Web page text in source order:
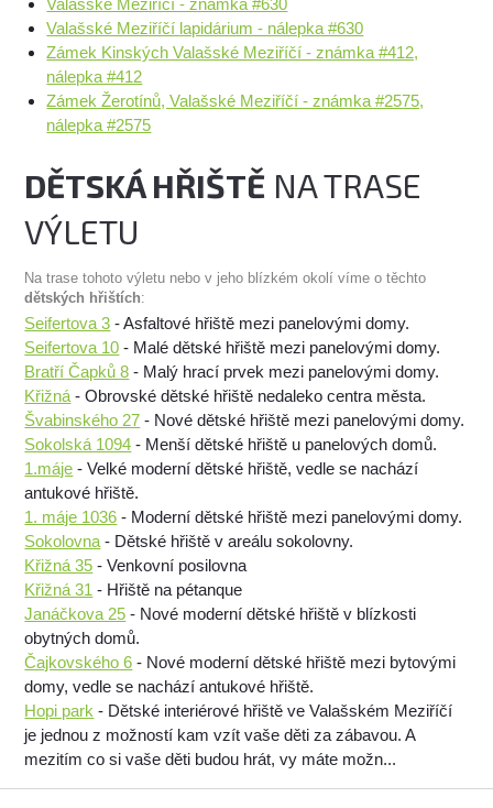
Valašské Meziříčí - známka #630
Valašské Meziříčí lapidárium - nálepka #630
Zámek Kinských Valašské Meziříčí - známka #412,
nálepka #412
Zámek Žerotínů, Valašské Meziříčí - známka #2575,
nálepka #2575
DĚTSKÁ HŘIŠTĚ NA TRASE
VÝLETU
Na trase tohoto výletu nebo v jeho blízkém okolí víme o těchto
dětských hřištích:
Seifertova 3 - Asfaltové hřiště mezi panelovými domy.
Seifertova 10 - Malé dětské hřiště mezi panelovými domy.
Bratří Čapků 8 - Malý hrací prvek mezi panelovými domy.
Křižná - Obrovské dětské hřiště nedaleko centra města.
Švabinského 27 - Nové dětské hřiště mezi panelovými domy.
Sokolská 1094 - Menší dětské hřiště u panelových domů.
1.máje - Velké moderní dětské hřiště, vedle se nachází
antukové hřiště.
1. máje 1036 - Moderní dětské hřiště mezi panelovými domy.
Sokolovna - Dětské hřiště v areálu sokolovny.
Křižná 35 - Venkovní posilovna
Křižná 31 - Hřiště na pétanque
Janáčkova 25 - Nové moderní dětské hřiště v blízkosti
obytných domů.
Čajkovského 6 - Nové moderní dětské hřiště mezi bytovými
domy, vedle se nachází antukové hřiště.
Hopi park - Dětské interiérové hřiště ve Valašském Meziříčí
je jednou z možností kam vzít vaše děti za zábavou. A
mezitím co si vaše děti budou hrát, vy máte možn...